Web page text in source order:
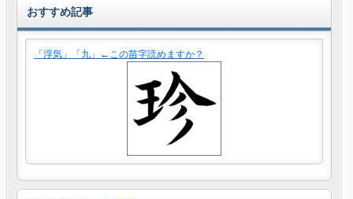
おすすめ記事
「浮気」「九」←この苗字読めますか？